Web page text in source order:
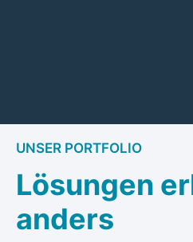
UNSER PORTFOLIO
Lösungen
anders